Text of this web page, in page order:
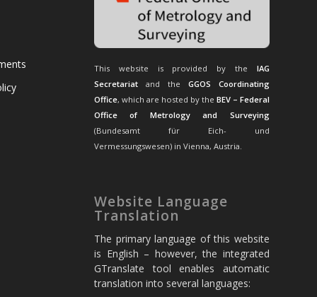
This website is provided by the IAG
Secretariatand the GGOS Coordinating
Office, which are hosted by the BEV – Federal
Office of Metrology and Surveying
(Bundesamt für Eich- und
Vermessungswesen) in Vienna, Austria.
Website Language
Translation
The primary language of this website
is English – however, the integrated
GTranslate tool enables automatic
translation into several languages: